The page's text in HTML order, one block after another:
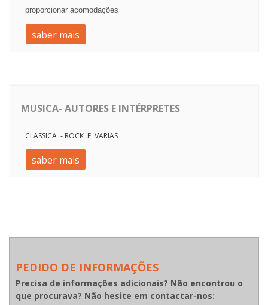
proporcionar acomodações
saber mais
MUSICA- AUTORES E INTÉRPRETES
CLASSICA - ROCK E VARIAS
saber mais
PEDIDO DE INFORMAÇÕES
Precisa de informações adicionais? Não encontrou o
que procurava? Não hesite em contactar-nos: